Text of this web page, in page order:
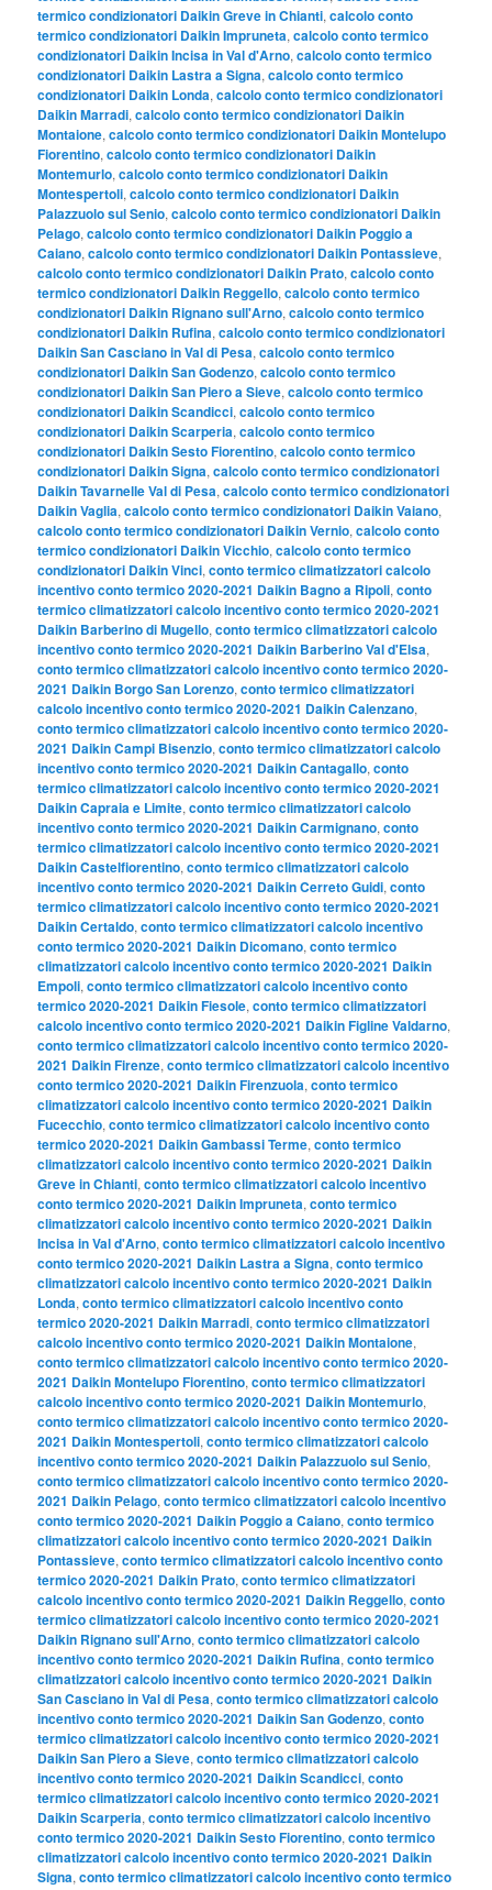
termico condizionatori Daikin Greve in Chianti,calcolo conto
termico condizionatori Daikin Impruneta,calcolo conto termico
condizionatori Daikin Incisa in Val d'Arno,calcolo conto termico
condizionatori Daikin Lastra a Signa,calcolo conto termico
condizionatori Daikin Londa,calcolo conto termico condizionatori
Daikin Marradi,calcolo conto termico condizionatori Daikin
Montaione,calcolo conto termico condizionatori Daikin Montelupo
Fiorentino,calcolo conto termico condizionatori Daikin
Montemurlo,calcolo conto termico condizionatori Daikin
Montespertoli,calcolo conto termico condizionatori Daikin
Palazzuolo sul Senio,calcolo conto termico condizionatori Daikin
Pelago,calcolo conto termico condizionatori Daikin Poggio a
Caiano,calcolo conto termico condizionatori Daikin Pontassieve,
calcolo conto termico condizionatori Daikin Prato,calcolo conto
termico condizionatori Daikin Reggello,calcolo conto termico
condizionatori Daikin Rignano sull'Arno,calcolo conto termico
condizionatori Daikin Rufina,calcolo conto termico condizionatori
Daikin San Casciano in Val di Pesa,calcolo conto termico
condizionatori Daikin San Godenzo,calcolo conto termico
condizionatori Daikin San Piero a Sieve,calcolo conto termico
condizionatori Daikin Scandicci,calcolo conto termico
condizionatori Daikin Scarperia,calcolo conto termico
condizionatori Daikin Sesto Fiorentino,calcolo conto termico
condizionatori Daikin Signa,calcolo conto termico condizionatori
Daikin Tavarnelle Val di Pesa,calcolo conto termico condizionatori
Daikin Vaglia,calcolo conto termico condizionatori Daikin Vaiano,
calcolo conto termico condizionatori Daikin Vernio,calcolo conto
termico condizionatori Daikin Vicchio,calcolo conto termico
condizionatori Daikin Vinci,conto termico climatizzatori calcolo
incentivo conto termico 2020-2021 Daikin Bagno a Ripoli,conto
termico climatizzatori calcolo incentivo conto termico 2020-2021
Daikin Barberino di Mugello,conto termico climatizzatori calcolo
incentivo conto termico 2020-2021 Daikin Barberino Val d'Elsa,
conto termico climatizzatori calcolo incentivo conto termico 2020-
2021 Daikin Borgo San Lorenzo,conto termico climatizzatori
calcolo incentivo conto termico 2020-2021 Daikin Calenzano,
conto termico climatizzatori calcolo incentivo conto termico 2020-
2021 Daikin Campi Bisenzio,conto termico climatizzatori calcolo
incentivo conto termico 2020-2021 Daikin Cantagallo,conto
termico climatizzatori calcolo incentivo conto termico 2020-2021
Daikin Capraia e Limite,conto termico climatizzatori calcolo
incentivo conto termico 2020-2021 Daikin Carmignano,conto
termico climatizzatori calcolo incentivo conto termico 2020-2021
Daikin Castelfiorentino,conto termico climatizzatori calcolo
incentivo conto termico 2020-2021 Daikin Cerreto Guidi,conto
termico climatizzatori calcolo incentivo conto termico 2020-2021
Daikin Certaldo,conto termico climatizzatori calcolo incentivo
conto termico 2020-2021 Daikin Dicomano,conto termico
climatizzatori calcolo incentivo conto termico 2020-2021 Daikin
Empoli,conto termico climatizzatori calcolo incentivo conto
termico 2020-2021 Daikin Fiesole,conto termico climatizzatori
calcolo incentivo conto termico 2020-2021 Daikin Figline Valdarno,
conto termico climatizzatori calcolo incentivo conto termico 2020-
2021 Daikin Firenze,conto termico climatizzatori calcolo incentivo
conto termico 2020-2021 Daikin Firenzuola,conto termico
climatizzatori calcolo incentivo conto termico 2020-2021 Daikin
Fucecchio,conto termico climatizzatori calcolo incentivo conto
termico 2020-2021 Daikin Gambassi Terme,conto termico
climatizzatori calcolo incentivo conto termico 2020-2021 Daikin
Greve in Chianti,conto termico climatizzatori calcolo incentivo
conto termico 2020-2021 Daikin Impruneta,conto termico
climatizzatori calcolo incentivo conto termico 2020-2021 Daikin
Incisa in Val d'Arno,conto termico climatizzatori calcolo incentivo
conto termico 2020-2021 Daikin Lastra a Signa,conto termico
climatizzatori calcolo incentivo conto termico 2020-2021 Daikin
Londa,conto termico climatizzatori calcolo incentivo conto
termico 2020-2021 Daikin Marradi,conto termico climatizzatori
calcolo incentivo conto termico 2020-2021 Daikin Montaione,
conto termico climatizzatori calcolo incentivo conto termico 2020-
2021 Daikin Montelupo Fiorentino,conto termico climatizzatori
calcolo incentivo conto termico 2020-2021 Daikin Montemurlo,
conto termico climatizzatori calcolo incentivo conto termico 2020-
2021 Daikin Montespertoli,conto termico climatizzatori calcolo
incentivo conto termico 2020-2021 Daikin Palazzuolo sul Senio,
conto termico climatizzatori calcolo incentivo conto termico 2020-
2021 Daikin Pelago,conto termico climatizzatori calcolo incentivo
conto termico 2020-2021 Daikin Poggio a Caiano,conto termico
climatizzatori calcolo incentivo conto termico 2020-2021 Daikin
Pontassieve,conto termico climatizzatori calcolo incentivo conto
termico 2020-2021 Daikin Prato,conto termico climatizzatori
calcolo incentivo conto termico 2020-2021 Daikin Reggello,conto
termico climatizzatori calcolo incentivo conto termico 2020-2021
Daikin Rignano sull'Arno,conto termico climatizzatori calcolo
incentivo conto termico 2020-2021 Daikin Rufina,conto termico
climatizzatori calcolo incentivo conto termico 2020-2021 Daikin
San Casciano in Val di Pesa,conto termico climatizzatori calcolo
incentivo conto termico 2020-2021 Daikin San Godenzo,conto
termico climatizzatori calcolo incentivo conto termico 2020-2021
Daikin San Piero a Sieve,conto termico climatizzatori calcolo
incentivo conto termico 2020-2021 Daikin Scandicci,conto
termico climatizzatori calcolo incentivo conto termico 2020-2021
Daikin Scarperia,conto termico climatizzatori calcolo incentivo
conto termico 2020-2021 Daikin Sesto Fiorentino,conto termico
climatizzatori calcolo incentivo conto termico 2020-2021 Daikin
Signa,conto termico climatizzatori calcolo incentivo conto termico